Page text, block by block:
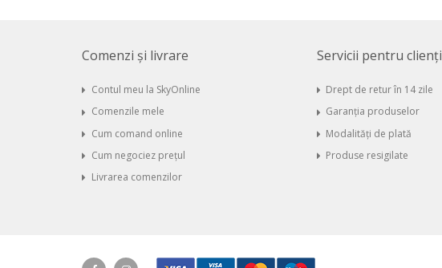
Comenzi și livrare
Contul meu la SkyOnline
Comenzile mele
Cum comand online
Cum negociez prețul
Livrarea comenzilor
Servicii pentru clienți
Drept de retur în 14 zile
Garanția produselor
Modalități de plată
Produse resigilate